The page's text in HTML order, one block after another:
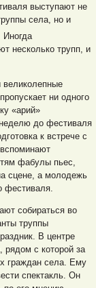
выступают не
села, но и
. Иногда
несколько трупп, и
великолепные
ни одного
«арий»
до фестиваля
к встрече с
фабулы пьес,
сцене, а молодежь
фестиваля.
собираться во
труппы
В центре
с которой за
граждан села. Ему
спектакль. Он